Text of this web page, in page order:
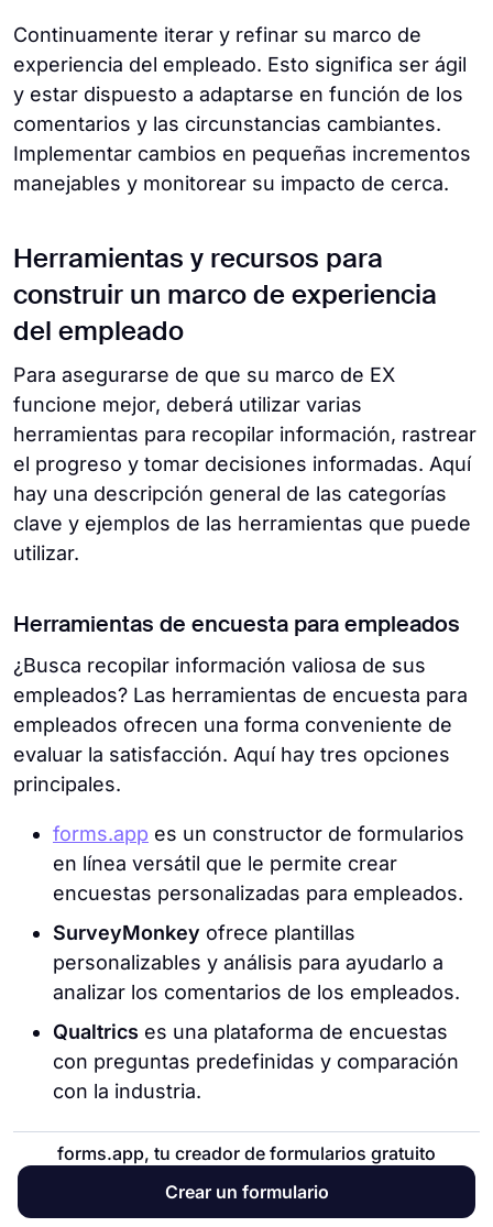
Continuamente iterar y refinar su marco de
experiencia del empleado. Esto significa ser ágil
y estar dispuesto a adaptarse en función de los
comentarios y las circunstancias cambiantes.
Implementar cambios en pequeñas incrementos
manejables y monitorear su impacto de cerca.
Herramientas y recursos para
construir un marco de experiencia
del empleado
Para asegurarse de que su marco de EX
funcione mejor, deberá utilizar varias
herramientas para recopilar información, rastrear
el progreso y tomar decisiones informadas. Aquí
hay una descripción general de las categorías
clave y ejemplos de las herramientas que puede
utilizar.
Herramientas de encuesta para empleados
¿Busca recopilar información valiosa de sus
empleados? Las herramientas de encuesta para
empleados ofrecen una forma conveniente de
evaluar la satisfacción. Aquí hay tres opciones
principales.
forms.app es un constructor de formularios
en línea versátil que le permite crear
encuestas personalizadas para empleados.
SurveyMonkey ofrece plantillas
personalizables y análisis para ayudarlo a
analizar los comentarios de los empleados.
Qualtrics es una plataforma de encuestas
con preguntas predefinidas y comparación
con la industria.
Software de mapeo de viajes
Las herramientas de mapeo de viajes son
forms.app, tu creador de formularios gratuito
Crear un formulario